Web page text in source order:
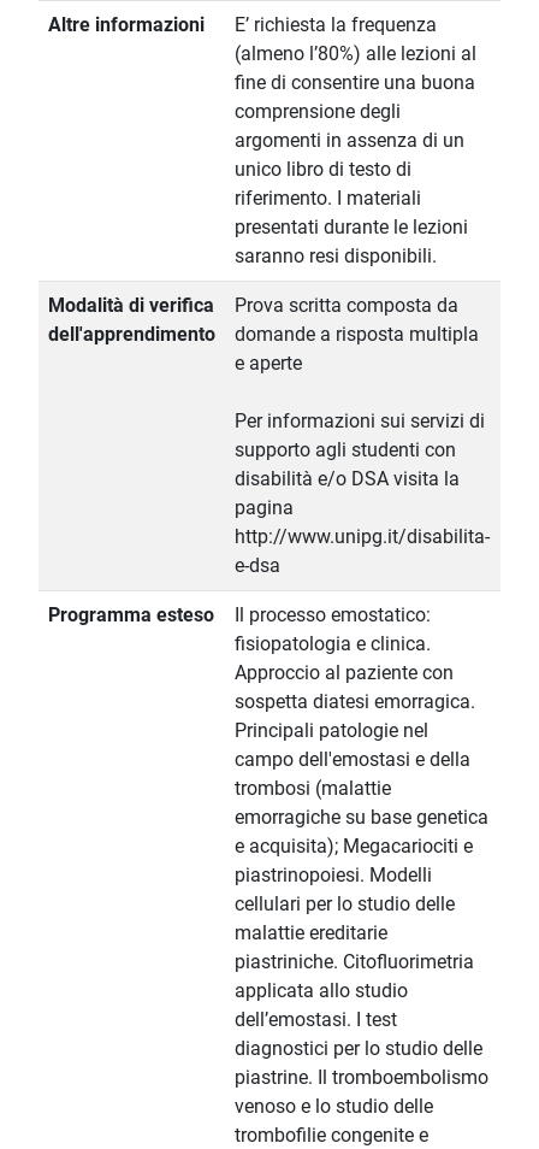
Altre informazioni
E’ richiesta la frequenza
(almeno l’80%) alle lezioni al
fine di consentire una buona
comprensione degli
argomenti in assenza di un
unico libro di testo di
riferimento. I materiali
presentati durante le lezioni
saranno resi disponibili.
Modalità di verifica
dell'apprendimento
Prova scritta composta da
domande a risposta multipla
e aperte
Per informazioni sui servizi di
supporto agli studenti con
disabilità e/o DSA visita la
pagina
http://www.unipg.it/disabilita-
e-dsa
Programma esteso
Il processo emostatico:
fisiopatologia e clinica.
Approccio al paziente con
sospetta diatesi emorragica.
Principali patologie nel
campo dell'emostasi e della
trombosi (malattie
emorragiche su base genetica
e acquisita); Megacariociti e
piastrinopoiesi. Modelli
cellulari per lo studio delle
malattie ereditarie
piastriniche. Citofluorimetria
applicata allo studio
dell’emostasi. I test
diagnostici per lo studio delle
piastrine. Il tromboembolismo
venoso e lo studio delle
trombofilie congenite e